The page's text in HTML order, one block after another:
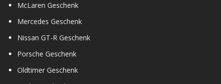
McLaren Geschenk
Mercedes Geschenk
Nissan GT-R Geschenk
Porsche Geschenk
Oldtimer Geschenk